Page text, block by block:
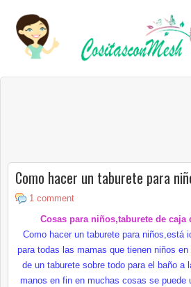
Como hacer un taburete para
1 comment
Cosas para niños,taburete de caja
Como hacer un taburete para niños,está
para todas las mamas que tienen niños
de un taburete sobre todo para el baño a
manos en fin en muchas cosas se puede